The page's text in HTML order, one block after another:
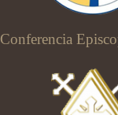
Conferencia